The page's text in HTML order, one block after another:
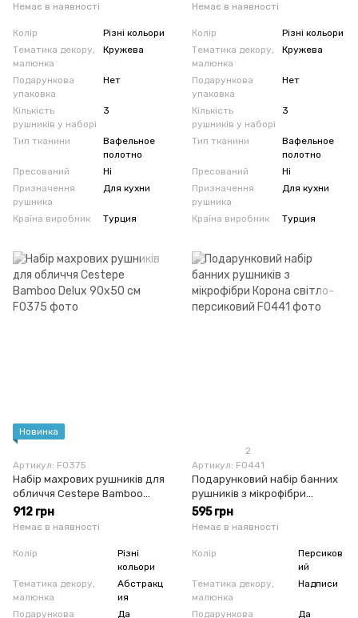
Немає в наявності
Колір
Різні кольори
Тематика декору,
малюнка
Кружева
Подарункова
упаковка
Нет
Кількість
рушників у наборі
3
Тип тканини
Вафельное
полотно
Пресований
Ні
Призначення
рушника
Для кухни
Країна виробник Турция
Немає в наявності
Колір
Різні кольори
Тематика декору,
малюнка
Кружева
Подарункова
упаковка
Нет
Кількість
рушників у наборі
3
Тип тканини
Вафельное
полотно
Пресований
Ні
Призначення
рушника
Для кухни
Країна виробник Турция
Новинка
Артикул: F0375
Набір махрових рушників для
обличчя Cestepe Bamboo
Delux 90х50 см
912 грн
Немає в наявності
Колір
Різні
кольори
Тематика декору,
малюнка
Абстракц
ия
Подарункова
Да
2
Артикул: F0441
Подарунковий набір банних
рушників з мікрофібри
Корона світло-персиковий
595 грн
Немає в наявності
Колір
Персиков
ий
Тематика декору,
малюнка
Надписи
Подарункова
Да